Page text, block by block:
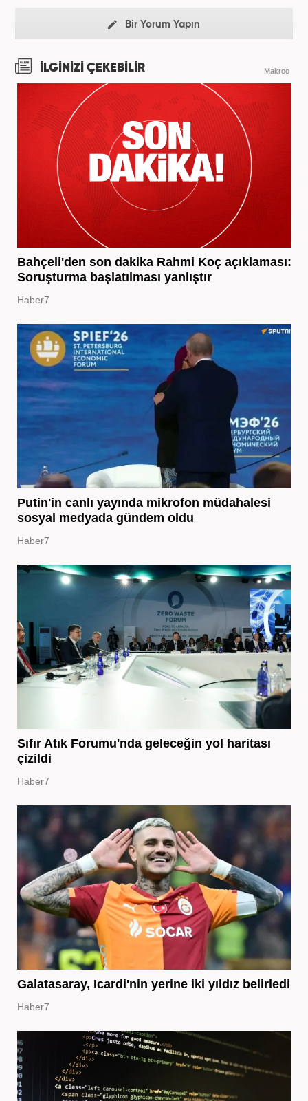
Bir Yorum Yapın
İLGİNİZİ ÇEKEBİLİR Makroo
Bahçeli'den son dakika Rahmi Koç açıklaması:
Soruşturma başlatılması yanlıştır
Haber7
Putin'in canlı yayında mikrofon müdahalesi
sosyal medyada gündem oldu
Haber7
Sıfır Atık Forumu'nda geleceğin yol haritası
çizildi
Haber7
Galatasaray, Icardi'nin yerine iki yıldız belirledi
Haber7